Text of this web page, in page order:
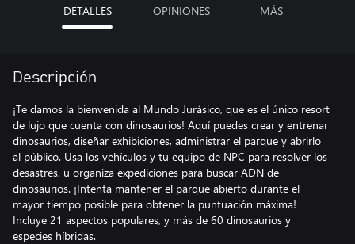
DETALLES OPINIONES MÁS
Descripción
¡Te damos la bienvenida al Mundo Jurásico, que es el único resort
de lujo que cuenta con dinosaurios! Aquí puedes crear y entrenar
dinosaurios, diseñar exhibiciones, administrar el parque y abrirlo
al público. Usa los vehículos y tu equipo de NPC para resolver los
desastres, u organiza expediciones para buscar ADN de
dinosaurios. ¡Intenta mantener el parque abierto durante el
mayor tiempo posible para obtener la puntuación máxima!
Incluye 21 aspectos populares, y más de 60 dinosaurios y
especies híbridas.